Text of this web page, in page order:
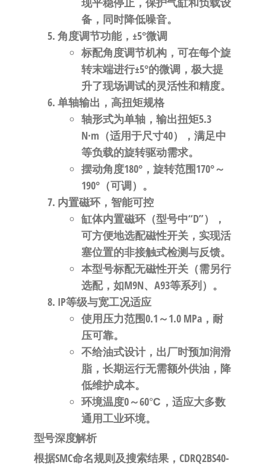
备，同时降低噪音。
角度调节功能，±5°微调
标配角度调节机构，可在每个旋
转末端进行±5°的微调，极大提
升了现场调试的灵活性和精度。
单轴输出，高扭矩规格
轴形式为单轴，输出扭矩5.3
N·m （适用于尺寸40），满足中
等负载的旋转驱动需求。
摆动角度180°，旋转范围170°～
190°（可调）。
内置磁环，智能可控
缸体内置磁环（型号中“D”），
可方便地选配磁性开关，实现活
塞位置的非接触式检测与反馈。
本型号标配无磁性开关（需另行
选配，如M9N、A93等系列）。
IP等级与宽工况适应
使用压力范围0.1～1.0 MPa，耐
压可靠。
不给油式设计，出厂时预加润滑
脂，长期运行无需额外供油，降
低维护成本。
环境温度0～60℃ ，适应大多数
通用工业环境。
型号深度解析
根据SMC命名规则及搜索结果，CDRQ2BS40-